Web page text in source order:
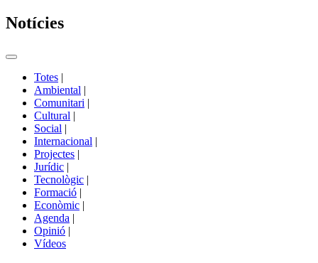
Notícies
Commutador
portals
Totes |
Ambiental |
Comunitari |
Cultural |
Social |
Internacional |
Projectes |
Jurídic |
Tecnològic |
Formació |
Econòmic |
Agenda |
Opinió |
Vídeos